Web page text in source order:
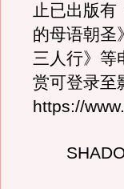
止已出版
的母语朝圣
三人行》等
赏可登录至
https://